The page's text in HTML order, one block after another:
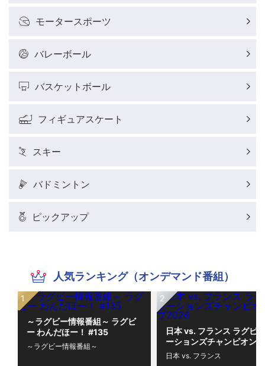
モータースポーツ
バレーボール
バスケットボール
フィギュアスケート
スキー
バドミントン
ピックアップ
人気ランキング（オンデマンド番組）
～ラグビー情報番組～ ラグビ
ー わんだほー！ #135
～ラグビー情報番組～
日本 vs. フランス ラグビ
ーションズチャンピオン
プ2026
日本 vs. フランス